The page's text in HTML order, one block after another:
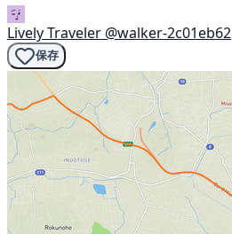
Lively Traveler @walker-2c01eb62
保存